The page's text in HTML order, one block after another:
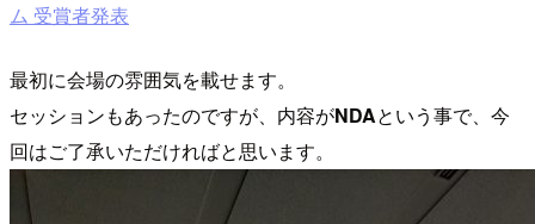
ム 受賞者発表
最初に会場の雰囲気を載せます。
セッションもあったのですが、内容がNDAという事で、今
回はご了承いただければと思います。